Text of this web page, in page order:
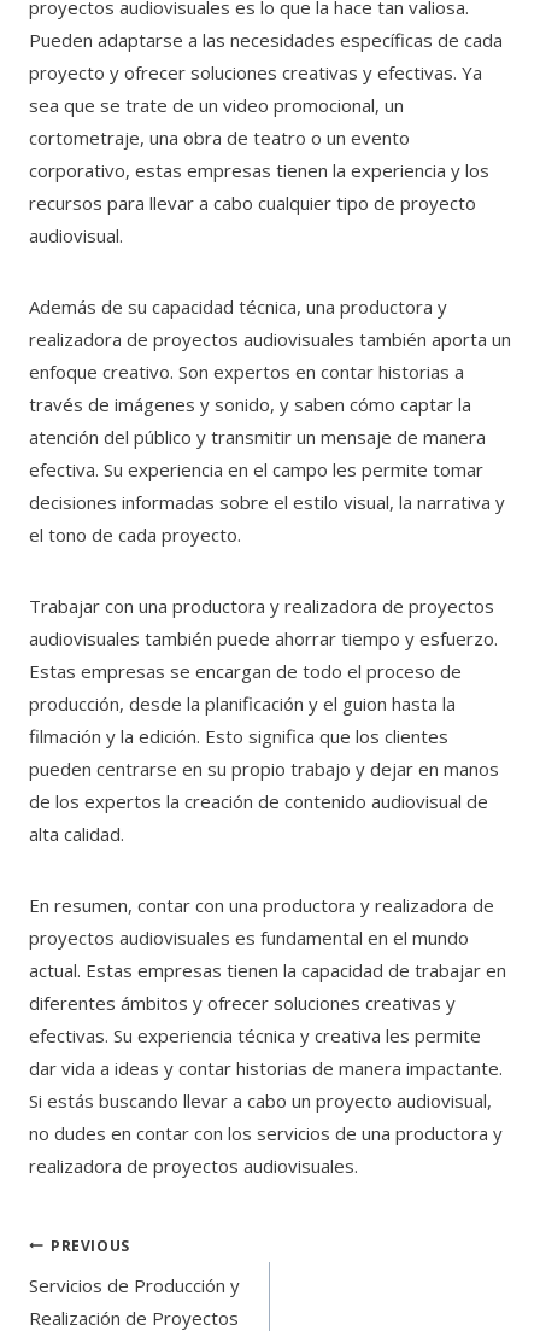
proyectos audiovisuales es lo que la hace tan valiosa.
Pueden adaptarse a las necesidades específicas de cada
proyecto y ofrecer soluciones creativas y efectivas. Ya
sea que se trate de un video promocional, un
cortometraje, una obra de teatro o un evento
corporativo, estas empresas tienen la experiencia y los
recursos para llevar a cabo cualquier tipo de proyecto
audiovisual.
Además de su capacidad técnica, una productora y
realizadora de proyectos audiovisuales también aporta un
enfoque creativo. Son expertos en contar historias a
través de imágenes y sonido, y saben cómo captar la
atención del público y transmitir un mensaje de manera
efectiva. Su experiencia en el campo les permite tomar
decisiones informadas sobre el estilo visual, la narrativa y
el tono de cada proyecto.
Trabajar con una productora y realizadora de proyectos
audiovisuales también puede ahorrar tiempo y esfuerzo.
Estas empresas se encargan de todo el proceso de
producción, desde la planificación y el guion hasta la
filmación y la edición. Esto significa que los clientes
pueden centrarse en su propio trabajo y dejar en manos
de los expertos la creación de contenido audiovisual de
alta calidad.
En resumen, contar con una productora y realizadora de
proyectos audiovisuales es fundamental en el mundo
actual. Estas empresas tienen la capacidad de trabajar en
diferentes ámbitos y ofrecer soluciones creativas y
efectivas. Su experiencia técnica y creativa les permite
dar vida a ideas y contar historias de manera impactante.
Si estás buscando llevar a cabo un proyecto audiovisual,
no dudes en contar con los servicios de una productora y
realizadora de proyectos audiovisuales.
Post
Navigation
PREVIOUS
Servicios de Producción y
Realización de Proyectos